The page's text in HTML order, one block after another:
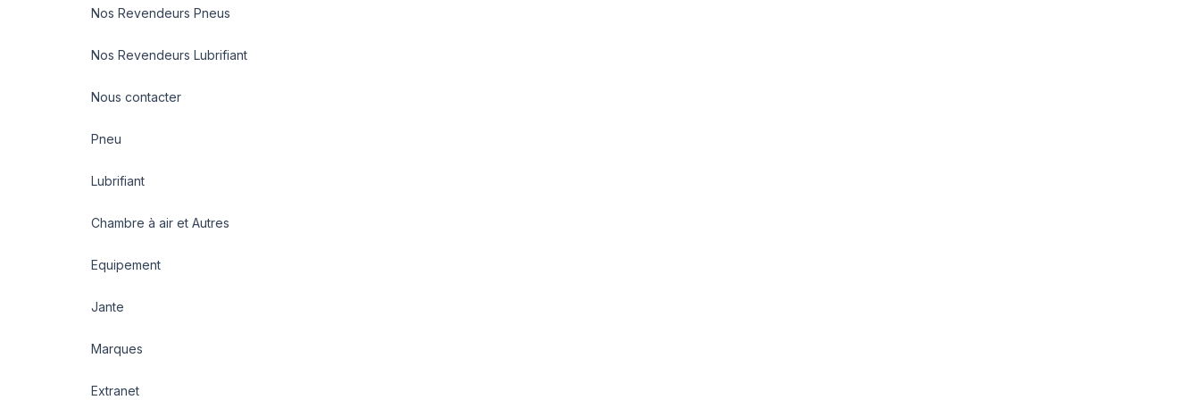
Nos Revendeurs Pneus
Nos Revendeurs Lubrifiant
Nous contacter
Pneu
Lubrifiant
Chambre à air et Autres
Equipement
Jante
Marques
Extranet